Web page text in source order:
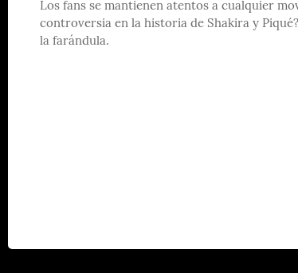
Los fans se mantienen atentos a cualquier
controversia en la historia de Shakira y
la farándula.